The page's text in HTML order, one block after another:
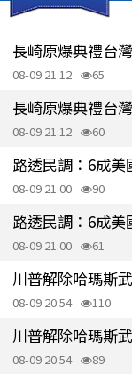
長崎原爆典禮台
08-09 21:12 65
長崎原爆典禮台
08-09 21:12 60
路透民調：6成
08-09 21:00 90
路透民調：6成
08-09 21:00 61
川普解除哈瑪斯
08-09 20:54 110
川普解除哈瑪斯
08-09 20:54 89